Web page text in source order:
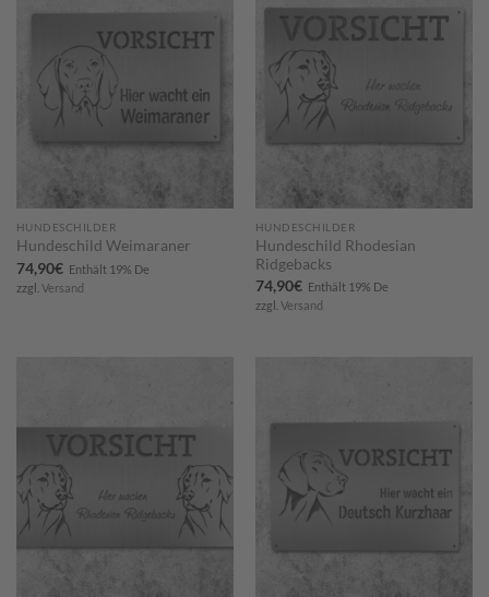
hinzufügen
HUNDESCHILDER
Hundeschild Weimaraner
74,90€ Enthält 19% De
zzgl. Versand
Merkzettel
hinzufügen
HUNDESCHILDER
Hundeschild Rhodesian
Ridgebacks
74,90€ Enthält 19% De
zzgl. Versand
hinzufügen
Merkzettel